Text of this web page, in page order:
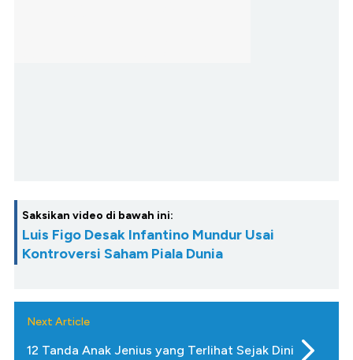
Saksikan video di bawah ini:
Luis Figo Desak Infantino Mundur Usai
Kontroversi Saham Piala Dunia
Next Article
12 Tanda Anak Jenius yang Terlihat Sejak Dini